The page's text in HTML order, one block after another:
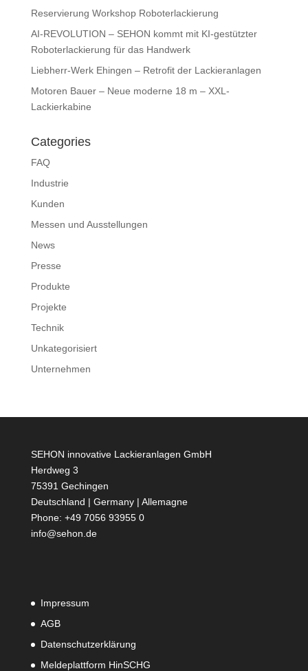
Reservierung Workshop Roboterlackierung
AI-REVOLUTION – SEHON kommt mit KI-gestützter
Roboterlackierung für das Handwerk
Liebherr-Werk Ehingen – Retrofit der Lackieranlagen
Motoren Bauer – Neue moderne 18 m – XXL-
Lackierkabine
Categories
FAQ
Industrie
Kunden
Messen und Ausstellungen
News
Presse
Produkte
Projekte
Technik
Unkategorisiert
Unternehmen
SEHON innovative Lackieranlagen GmbH
Herdweg 3
75391 Gechingen
Deutschland | Germany | Allemagne
Phone: +49 7056 93955 0
info@sehon.de
Impressum
AGB
Datenschutzerklärung
Meldeplattform HinSCHG